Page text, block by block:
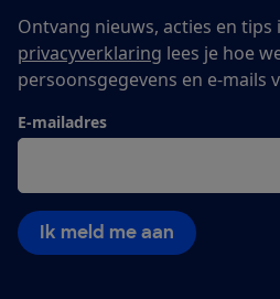
Ontvang nieuws, acties en tips
privacyverklaring lees je hoe
persoonsgegevens en e-mails
E-mailadres
Ik meld me aan